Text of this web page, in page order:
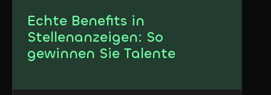
Echte Benefits in
Stellenanzeigen: So
gewinnen Sie Talente